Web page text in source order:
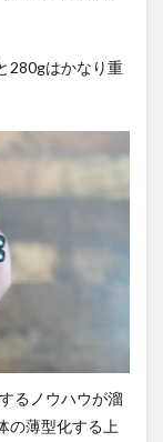
280gはかなり重
るノウハウが溜
の薄型化する上